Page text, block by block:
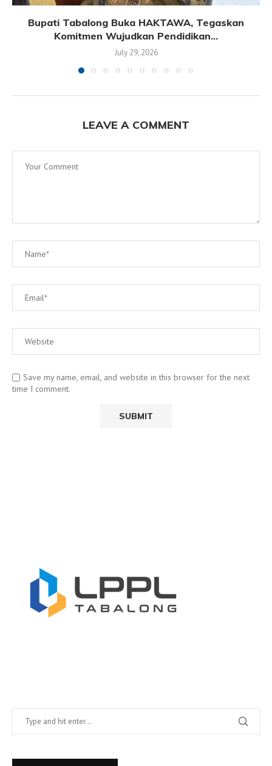
Bupati Tabalong Buka HAKTAWA, Tegaskan
Komitmen Wujudkan Pendidikan...
July 29, 2026
LEAVE A COMMENT
Save my name, email, and website in this browser for the next
time I comment.